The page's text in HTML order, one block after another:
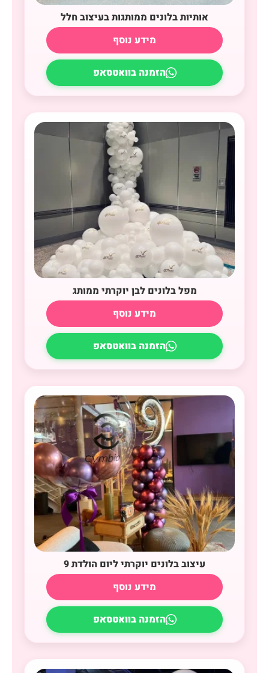
אותיות בלונים ממותגות בעיצוב חלל
מידע נוסף
הזמנה בוואטסאפ
מפל בלונים לבן יוקרתי ממותג
מידע נוסף
הזמנה בוואטסאפ
עיצוב בלונים יוקרתי ליום הולדת 9
מידע נוסף
הזמנה בוואטסאפ